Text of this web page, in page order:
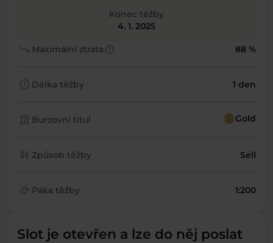
Konec těžby
4. 1. 2025
trending_down Maximální ztrátahelp 88 %
schedule Délka těžby 1 den
account_balance Burzovní titul Gold
candlestick_chart Způsob těžby Sell
finance_mode Páka těžby 1:200
Slot je otevřen a lze do něj poslat